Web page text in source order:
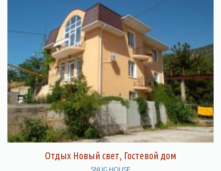
Отдых Новый свет, Гостевой дом